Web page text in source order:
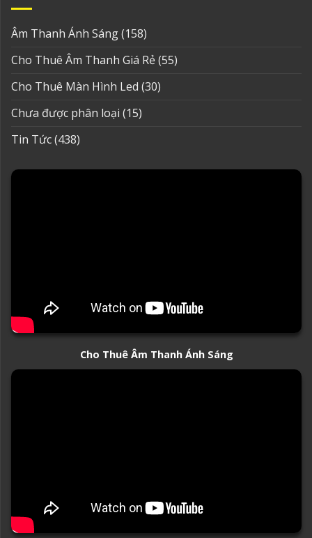
Âm Thanh Ánh Sáng(158)
Cho Thuê Âm Thanh Giá Rẻ(55)
Cho Thuê Màn Hình Led (30)
Chưa được phân loại (15)
Tin Tức(438)
Cho Thuê Âm Thanh Ánh Sáng